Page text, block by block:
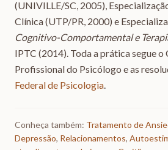
(UNIVILLE/SC, 2005),
Clínica (UTP/PR, 2000) e
Cognitivo-Comportamental e
IPTC (2014). Toda a prática segue
Profissional do Psicólogo e as
Federal de Psicologia.
Conheça também: Tratamento de
Depressão, Relacionamentos,